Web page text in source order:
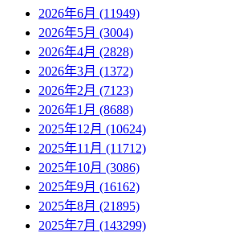
2026年6月 (11949)
2026年5月 (3004)
2026年4月 (2828)
2026年3月 (1372)
2026年2月 (7123)
2026年1月 (8688)
2025年12月 (10624)
2025年11月 (11712)
2025年10月 (3086)
2025年9月 (16162)
2025年8月 (21895)
2025年7月 (143299)